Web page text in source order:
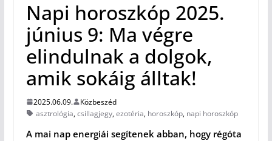
Napi horoszkóp 2025.
június 9: Ma végre
elindulnak a dolgok,
amik sokáig álltak!
2025.06.09.
Közbeszéd
asztrológia,csillagjegy,ezotéria, horoszkóp, napi horoszkóp
A mai nap energiái segítenek abban, hogy régóta